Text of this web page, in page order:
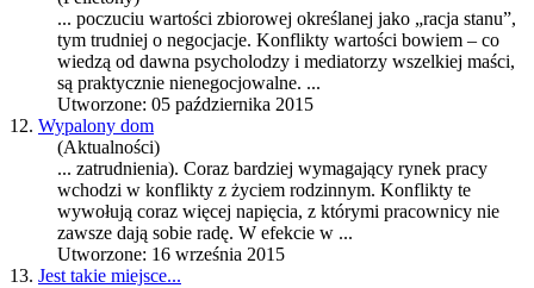
... poczuciu wartości zbiorowej określanej jako „racja stanu”,
tym trudniej o negocjacje. Konflikty wartości bowiem – co
wiedzą od dawna psycholodzy i mediatorzy wszelkiej maści,
są praktycznie nienegocjowalne. ...
Utworzone: 05 października 2015
12. Wypalony dom
(Aktualności)
... zatrudnienia). Coraz bardziej wymagający rynek pracy
wchodzi w konflikty z życiem rodzinnym. Konflikty te
wywołują coraz więcej napięcia, z którymi pracownicy nie
zawsze dają sobie radę. W efekcie w ...
Utworzone: 16 września 2015
13. Jest takie miejsce...